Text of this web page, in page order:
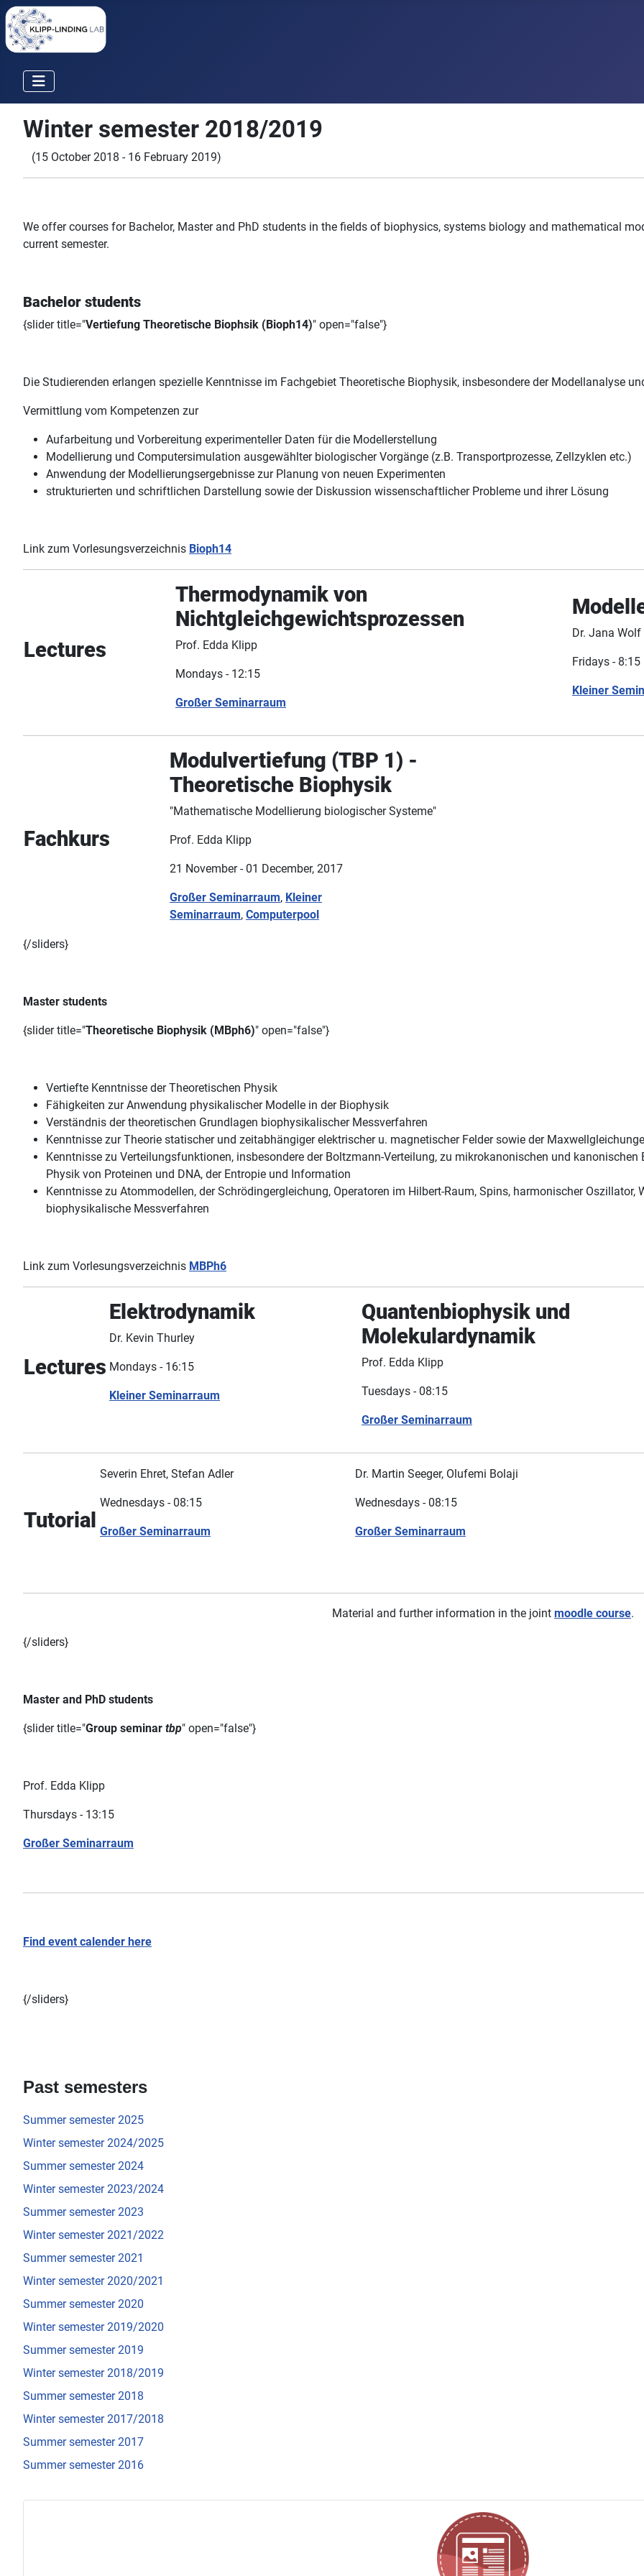
Winter semester 2018/2019
(15 October 2018 - 16 February 2019)
We offer courses for Bachelor, Master and PhD students in the fields of biophysics, systems biology and mathematical
current semester.
Bachelor students
{slider title="Vertiefung Theoretische Biophsik (Bioph14)" open="false"}
Die Studierenden erlangen spezielle Kenntnisse im Fachgebiet Theoretische Biophysik, insbesondere der Modellanalyse
Vermittlung vom Kompetenzen zur
Aufarbeitung und Vorbereitung experimenteller Daten für die Modellerstellung
Modellierung und Computersimulation ausgewählter biologischer Vorgänge (z.B. Transportprozesse, Zellzyklen etc.)
Anwendung der Modellierungsergebnisse zur Planung von neuen Experimenten
strukturierten und schriftlichen Darstellung sowie der Diskussion wissenschaftlicher Probleme und ihrer Lösung
Link zum Vorlesungsverzeichnis Bioph14
Lectures
Thermodynamik von
Nichtgleichgewichtsprozessen
Prof. Edda Klipp
Mondays - 12:15
Großer Seminarraum
Dr. Jana Wolf
Fridays - 8:15
Kleiner
Fachkurs
Modulvertiefung (TBP 1) -
Theoretische Biophysik
"Mathematische Modellierung biologischer Systeme"
Prof. Edda Klipp
21 November - 01 December, 2017
Großer Seminarraum, Kleiner
Seminarraum, Computerpool
{/sliders}
Master students
{slider title="Theoretische Biophysik (MBph6)" open="false"}
Vertiefte Kenntnisse der Theoretischen Physik
Fähigkeiten zur Anwendung physikalischer Modelle in der Biophysik
Verständnis der theoretischen Grundlagen biophysikalischer Messverfahren
Kenntnisse zur Theorie statischer und zeitabhängiger elektrischer u. magnetischer Felder sowie der
Kenntnisse zu Verteilungsfunktionen, insbesondere der Boltzmann-Verteilung, zu mikrokanonischen und
Physik von Proteinen und DNA, der Entropie und Information
Kenntnisse zu Atommodellen, der Schrödingergleichung, Operatoren im Hilbert-Raum, Spins, harmonischer
biophysikalische Messverfahren
Link zum Vorlesungsverzeichnis MBPh6
Lectures
Elektrodynamik
Dr. Kevin Thurley
Mondays - 16:15
Kleiner Seminarraum
Quantenbiophysik und
Molekulardynamik
Prof. Edda Klipp
Tuesdays - 08:15
Großer Seminarraum
Tutorial
Severin Ehret, Stefan Adler
Wednesdays - 08:15
Großer Seminarraum
Dr. Martin Seeger, Olufemi Bolaji
Wednesdays - 08:15
Großer Seminarraum
Material and further information in the joint moodle course.
{/sliders}
Master and PhD students
{slider title="Group seminar tbp" open="false"}
Prof. Edda Klipp
Thursdays - 13:15
Großer Seminarraum
Find event calender here
{/sliders}
Past semesters
Summer semester 2025
Winter semester 2024/2025
Summer semester 2024
Winter semester 2023/2024
Summer semester 2023
Winter semester 2021/2022
Summer semester 2021
Winter semester 2020/2021
Summer semester 2020
Winter semester 2019/2020
Summer semester 2019
Winter semester 2018/2019
Summer semester 2018
Winter semester 2017/2018
Summer semester 2017
Summer semester 2016